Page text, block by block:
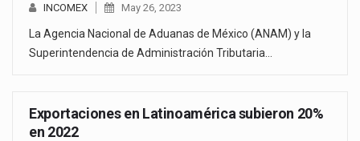
INCOMEX May 26, 2023
La Agencia Nacional de Aduanas de México (ANAM) y la
Superintendencia de Administración Tributaria…
Exportaciones en Latinoamérica subieron 20%
en 2022